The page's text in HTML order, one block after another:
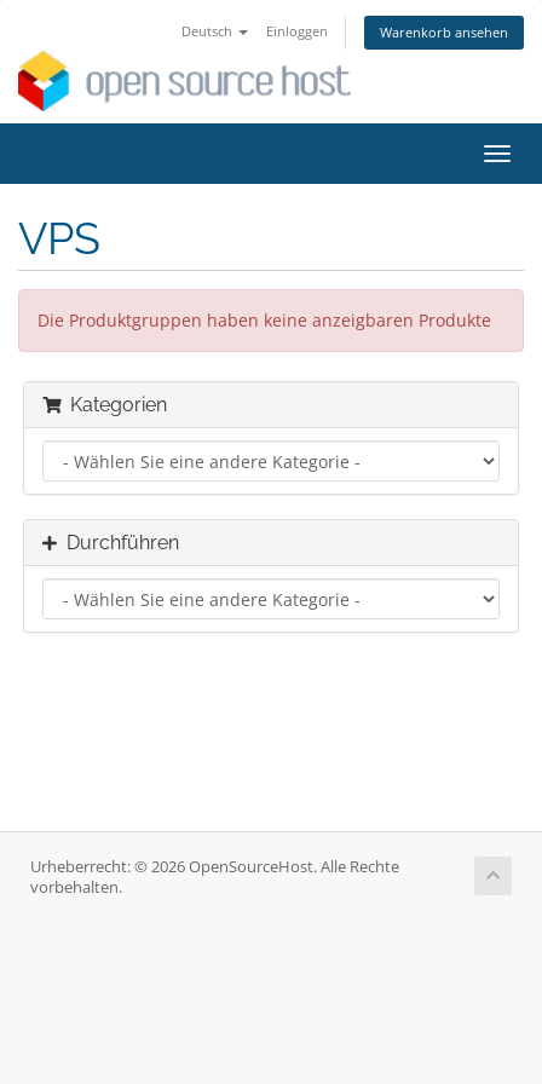
Deutsch Einloggen Warenkorb ansehen
ein-/
VPS
Die Produktgruppen haben keine anzeigbaren Produkte
Kategorien
Durchführen
Urheberrecht: © 2026 OpenSourceHost. Alle Rechte
vorbehalten.